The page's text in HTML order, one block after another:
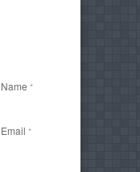
Name *
Email *